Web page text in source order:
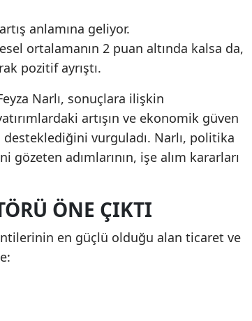
anlamına geliyor.
ortalamanın 2 puan altında kalsa da,
pozitif ayrıştı.
Narlı, sonuçlara ilişkin
artışın ve ekonomik güven
vurguladı. Narlı, politika
gözeten adımlarının, işe alım kararları
ÖNE ÇIKTI
en güçlü olduğu alan ticaret ve